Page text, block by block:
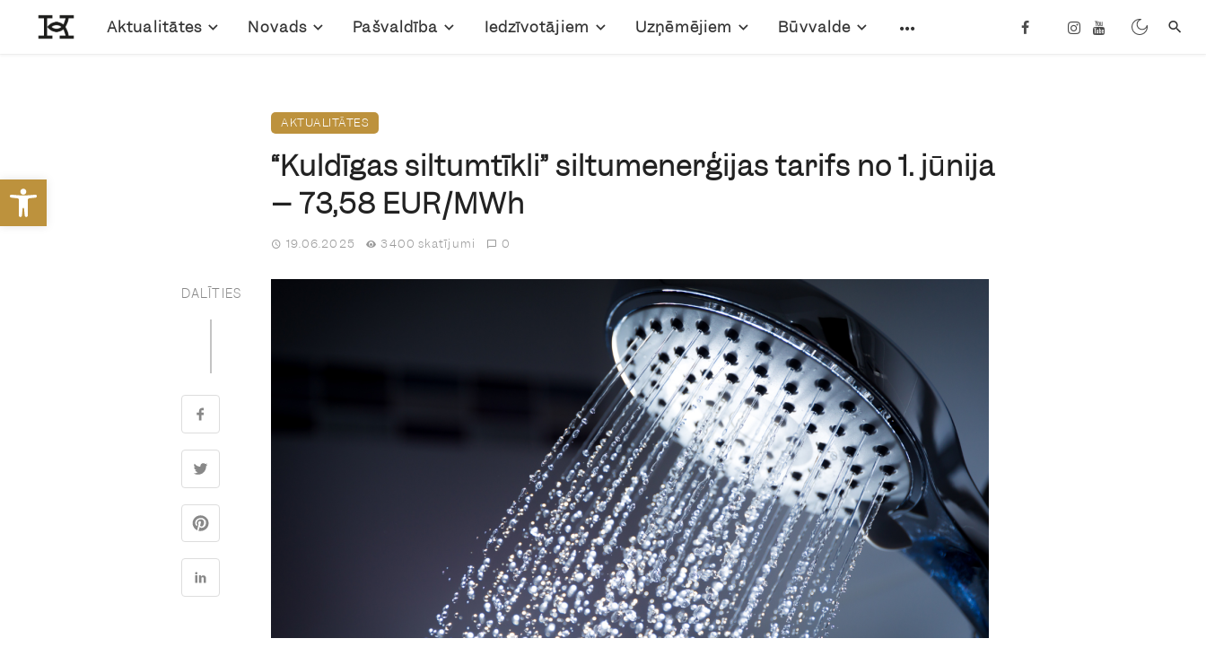
Open toolbar
Aktualitātes Novads Pašvaldība Iedzīvotājiem Uzņēmējiem Būvvalde
AKTUALITĀTES
“Kuldīgas siltumtīkli” siltumenerģijas tarifs no 1. jūnija
– 73,58 EUR/MWh
19.06.2025 3400 skatījumi 0
DALĪTIES